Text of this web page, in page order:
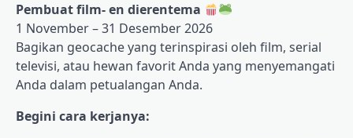
Pembuat film- en dierentema
1 November – 31 Desember 2026
Bagikan geocache yang terinspirasi oleh film, serial
televisi, atau hewan favorit Anda yang menyemangati
Anda dalam petualangan Anda.
Begini cara kerjanya: